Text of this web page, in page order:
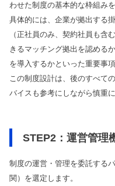
わせた制度の基本的な枠組み
具体的には、企業が拠出する
（正社員のみ、契約社員も含
きるマッチング拠出を認める
を導入するかといった重要事
この制度設計は、後のすべて
バイスも参考にしながら慎重
STEP2：運営管理
制度の運営・管理を委託する
関）を選定します。